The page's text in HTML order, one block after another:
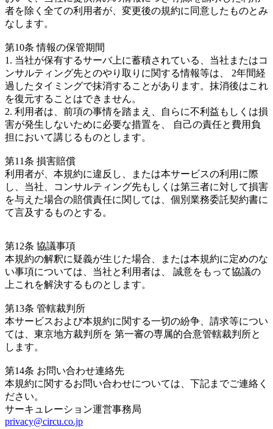
者を除く全ての利用者が、変更後の規約に同意したものとみ
なします。
第10条 情報の保管期間
1. 当社が保有するサーバ上に蓄積されている、当社またはコ
ンサルティング先とのやり取りに関する情報等は、 2年間経
過したタイミングで抹消することがあります。抹消後はこれ
を復元することはできません。
2. 利用者は、前項の事情を踏まえ、自らに不利益もしくは損
害が発生しないために必要な措置を、 自己の責任と費用負
担において講じるものとします。
第11条 損害賠償
利用者が、本規約に違反し、または本サービスの利用に際
し、当社、コンサルティング先もしくは第三者に対して損害
を与えた場合の賠償責任に関しては、個別業務委託契約書に
て言及するものとする。
第12条 協議事項
本規約の解釈に疑義が生じた場合、または本規約に定めのな
い事項については、当社と利用者は、 誠意をもって協議の
上これを解決するものとします。
第13条 管轄裁判所
本サービスおよび本規約に関する一切の紛争、請求等につい
ては、東京地方裁判所を 第一審の専属的合意管轄裁判所と
します。
第14条 お問い合わせ連絡先
本規約に関するお問い合わせについては、下記までご連絡く
ださい。
サーキュレーション運営事務局
privacy@circu.co.jp